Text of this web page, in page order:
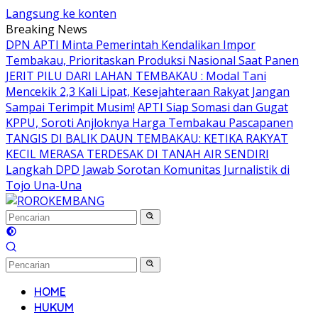
Langsung ke konten
Breaking News
DPN APTI Minta Pemerintah Kendalikan Impor
Tembakau, Prioritaskan Produksi Nasional Saat Panen
JERIT PILU DARI LAHAN TEMBAKAU ​: Modal Tani
Mencekik 2,3 Kali Lipat, Kesejahteraan Rakyat Jangan
Sampai Terimpit Musim! APTI Siap Somasi dan Gugat
KPPU, Soroti Anjloknya Harga Tembakau Pascapanen
TANGIS DI BALIK DAUN TEMBAKAU: KETIKA RAKYAT
KECIL MERASA TERDESAK DI TANAH AIR SENDIRI
Langkah DPD Jawab Sorotan Komunitas Jurnalistik di
Tojo Una-Una
HOME
HUKUM